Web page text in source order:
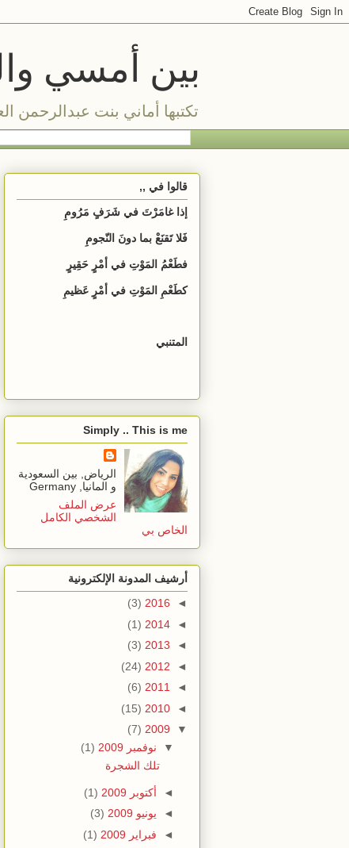
بين أمسي
تكتبها أماني بنت عبدالرحمن
قالوا في ,,
إذا غامَرْتَ في شَرَفٍ مَرُومِ
فَلا تَقنَعْ بما دونَ النّجومِ
فطَعْمُ المَوْتِ في أمْرٍ حَقِيرٍ
كطَعْمِ المَوْتِ في أمْرٍ عَظيمِ
المتنبي
Simply .. This is me
الرياض, بين السعودية
و المانيا, Germany
عرض الملف
الشخصي الكامل
الخاص بي
أرشيف المدونة الإلكترونية
◄
2016
(3)
◄
2014
(1)
◄
2013
(3)
◄
2012
(24)
◄
2011
(6)
◄
2010
(15)
▼
2009
(7)
▼ نوفمبر 2009
(1)
تلك الشجرة
◄ أكتوبر 2009
(1)
◄ يونيو 2009
(3)
◄ فبراير 2009
(1)